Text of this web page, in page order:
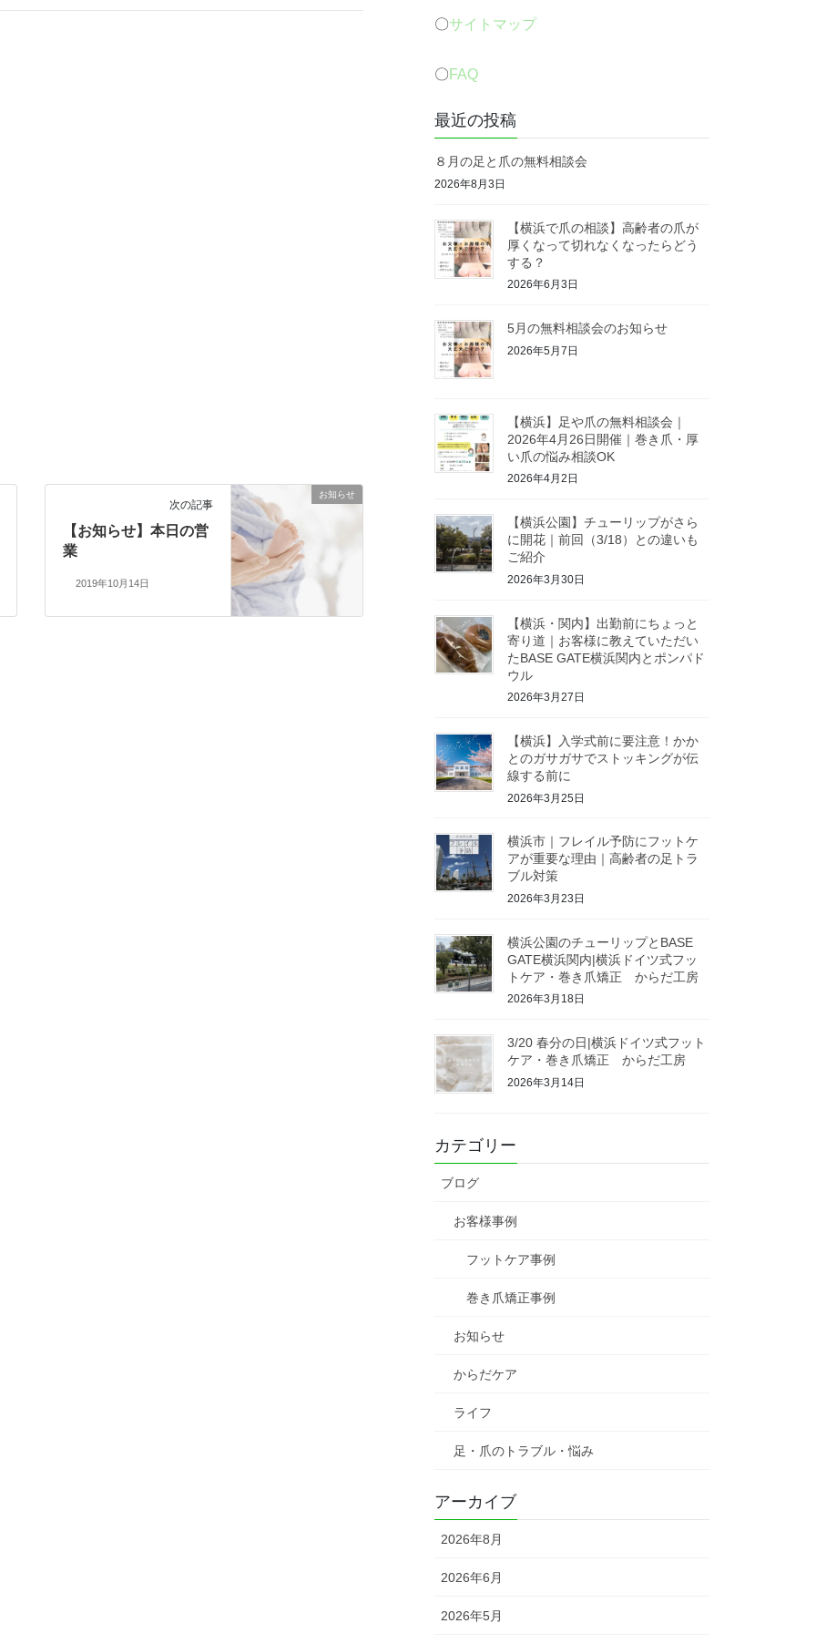
お知らせ
次の記事
【お知らせ】本日の営
業
2019年10月14日
〇サイトマップ
〇 FAQ
最近の投稿
８月の足と爪の無料相談会
2026年8月3日
【横浜で爪の相談】高齢者の爪が
厚くなって切れなくなったらどう
する？
2026年6月3日
5月の無料相談会のお知らせ
2026年5月7日
【横浜】足や爪の無料相談会｜
2026年4月26日開催｜巻き爪・厚
い爪の悩み相談OK
2026年4月2日
【横浜公園】チューリップがさら
に開花｜前回（3/18）との違いも
ご紹介
2026年3月30日
【横浜・関内】出勤前にちょっと
寄り道｜お客様に教えていただい
たBASE GATE横浜関内とポンパド
ウル
2026年3月27日
【横浜】入学式前に要注意！かか
とのガサガサでストッキングが伝
線する前に
2026年3月25日
横浜市｜フレイル予防にフットケ
アが重要な理由｜高齢者の足トラ
ブル対策
2026年3月23日
横浜公園のチューリップとBASE
GATE横浜関内|横浜ドイツ式フッ
トケア・巻き爪矯正 からだ工房
2026年3月18日
3/20 春分の日|横浜ドイツ式フット
ケア・巻き爪矯正 からだ工房
2026年3月14日
カテゴリー
ブログ
お客様事例
フットケア事例
巻き爪矯正事例
お知らせ
からだケア
ライフ
足・爪のトラブル・悩み
アーカイブ
2026年8月
2026年6月
2026年5月